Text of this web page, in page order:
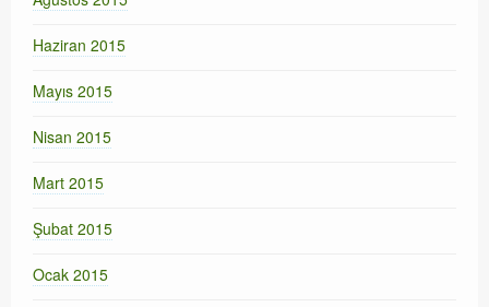
Haziran 2015
Mayıs 2015
Nisan 2015
Mart 2015
Şubat 2015
Ocak 2015